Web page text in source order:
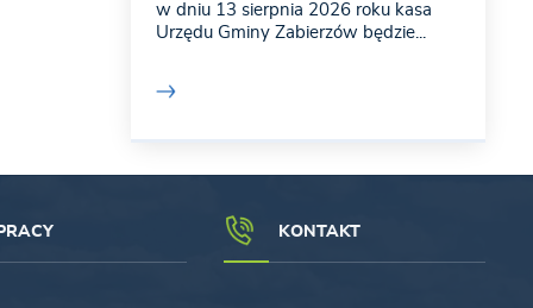
w dniu 13 sierpnia 2026 roku kasa
Urzędu Gminy Zabierzów będzie...
KONTAKT